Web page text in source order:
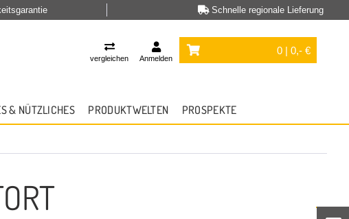
Schnelle regionale Lieferung
vergleichen Anmelden
0 | 0,- €
& NÜTZLICHES PRODUKTWELTEN PROSPEKTE